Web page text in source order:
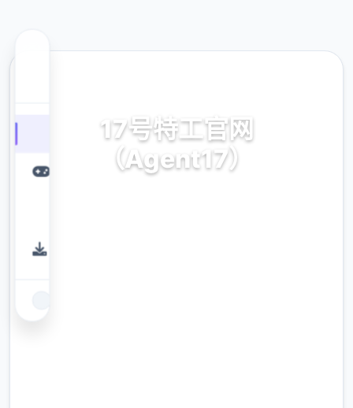
17号特工官网
（Agent17）